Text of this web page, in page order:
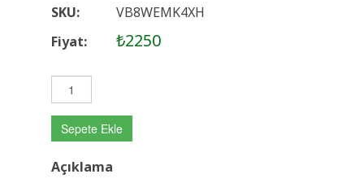
SKU:
VB8WEMK4XH
Fiyat:
₺2250
Sepete Ekle
Açıklama